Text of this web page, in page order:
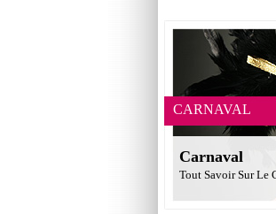
CARNAVAL
Carnaval
Tout Savoir Sur Le